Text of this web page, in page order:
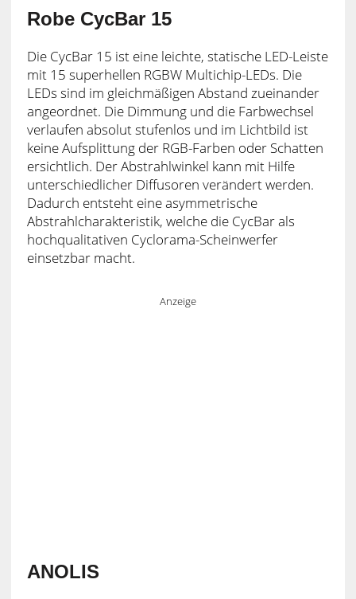
Robe CycBar 15
Die CycBar 15 ist eine leichte, statische LED-Leiste
mit 15 superhellen RGBW Multichip-LEDs. Die
LEDs sind im gleichmäßigen Abstand zueinander
angeordnet. Die Dimmung und die Farbwechsel
verlaufen absolut stufenlos und im Lichtbild ist
keine Aufsplittung der RGB-Farben oder Schatten
ersichtlich. Der Abstrahlwinkel kann mit Hilfe
unterschiedlicher Diffusoren verändert werden.
Dadurch entsteht eine asymmetrische
Abstrahlcharakteristik, welche die CycBar als
hochqualitativen Cyclorama-Scheinwerfer
einsetzbar macht.
Anzeige
ANOLIS